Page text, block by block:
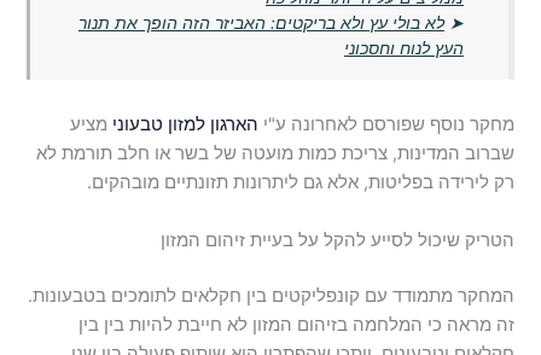
➤לא בולי עץ ולא בריקטים: האביזר הזה הופך את תנור
העץ לנוח וחסכוני
מחקר נוסף שפורסם לאחרונה ע"י הארגון למזון טבעוני מציע
שברוב המדינות, צריכת כמות מועטה של בשר או חלב תורמת לא
רק לירידה בפליטות, אלא גם ליתרונות תזונתיים מובהקים.
הטריק שיכול לסייע להקל על בעיית זיהום המזון
המחקר מתמודד עם קונפליקטים בין חקלאים לתומכים בטבעונות.
זה מראה כי המלחמה בזיהום המזון לא חייבת להיות בין בין